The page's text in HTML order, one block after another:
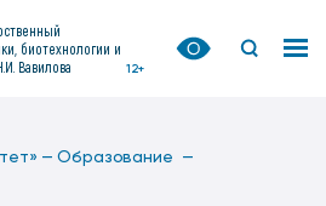
биотехнологии и
Вавилова
12+
— Образование —